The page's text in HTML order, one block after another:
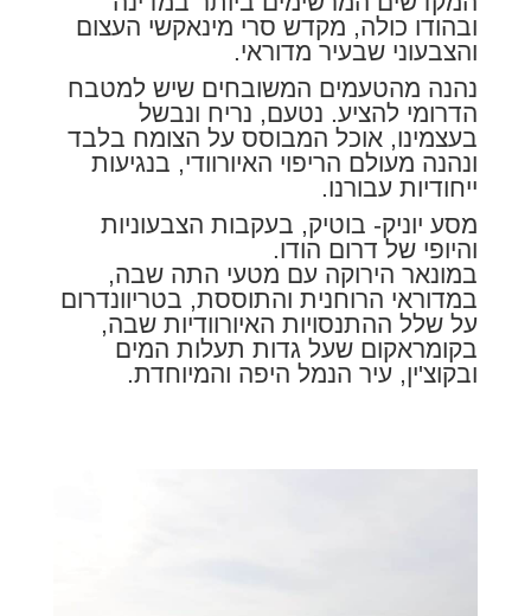
ובהודו כולה, מקדש סרי מינאקשי העצום
והצבעוני שבעיר מדוראי.
נהנה מהטעמים המשובחים שיש למטבח
הדרומי להציע. נטעם, נריח ונבשל
בעצמינו, אוכל המבוסס על הצומח בלבד
ונהנה מעולם הריפוי האיורוודי, בנגיעות
ייחודיות עבורנו.
מסע יוניק- בוטיק, בעקבות הצבעוניות
והיופי של דרום הודו.
במונאר הירוקה עם מטעי התה שבה,
במדוראי הרוחנית והתוססת, בטריוונדרום
על שלל ההתנסויות האיורוודיות שבה,
בקומראקום שעל גדות תעלות המים
ובקוצ'ין, עיר הנמל היפה והמיוחדת.